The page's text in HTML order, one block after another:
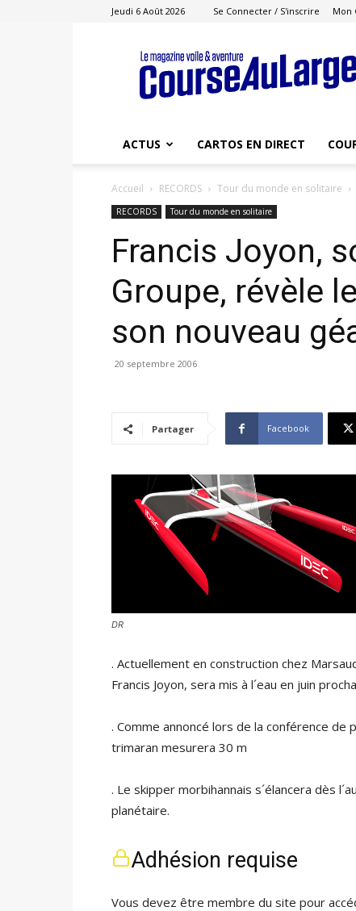
Jeudi 6 Août 2026 Se Connecter / S'inscrire Mon
Course
au
Large
ACTUS CARTOS EN DIRECT
Accueil RECORDS Tour du monde en solitaire
RECORDS Tour du monde en solitaire
Francis Joyon,
Groupe, révèle
son nouveau
20 septembre 2006
Partager Facebook
DR
. Actuellement en construction chez
Francis Joyon, sera mis à l´eau en juin
. Comme annoncé lors de la conférence de
trimaran mesurera 30 m
. Le skipper morbihannais s´élancera dès
planétaire.
Adhésion requise
Vous devez être membre du site pour